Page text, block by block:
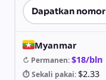
Dapatkan nomor
Myanmar
↻ Permanen:$18/bln
⏱ Sekali pakai: $2.33